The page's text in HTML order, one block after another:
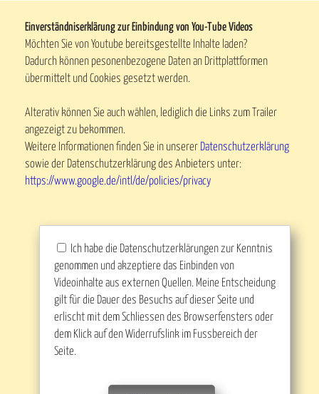
Einverständniserklärung zur Einbindung von You-Tube Videos
Möchten Sie von Youtube bereitsgestellte Inhalte laden?
Dadurch können pesonenbezogene Daten an Drittplattformen
übermittelt und Cookies gesetzt werden.
Alterativ können Sie auch wählen, lediglich die Links zum Trailer
angezeigt zu bekommen.
Weitere Informationen finden Sie in unserer Datenschutzerklärung
sowie der Datenschutzerklärung des Anbieters unter:
https://www.google.de/intl/de/policies/privacy
Ich habe die Datenschutzerklärungen zur Kenntnis
genommen und akzeptiere das Einbinden von
Videoinhalte aus externen Quellen. Meine Entscheidung
gilt für die Dauer des Besuchs auf dieser Seite und
erlischt mit dem Schliessen des Browserfensters oder
dem Klick auf den Widerrufslink im Fussbereich der
Seite.